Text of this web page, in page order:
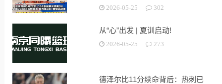
决赛
2026-05-25 302
从“心”出发 | 夏训启动!
2026-05-25 273
德泽尔比11分续命背后：热刺已